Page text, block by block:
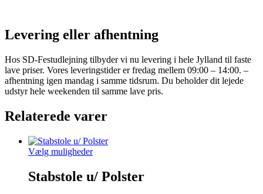
Levering eller afhentning
Hos SD-Festudlejning tilbyder vi nu levering i hele Jylland til faste
lave priser. Vores leveringstider er fredag mellem 09:00 – 14:00. –
afhentning igen mandag i samme tidsrum. Du beholder dit lejede
udstyr hele weekenden til samme lave pris.
Relaterede varer
Vælg muligheder
Stabstole u/ Polster